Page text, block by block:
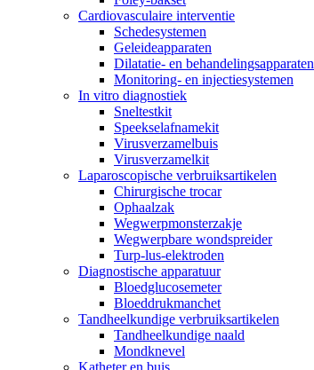
Cardiovasculaire interventie
Schedesystemen
Geleideapparaten
Dilatatie- en behandelingsapparaten
Monitoring- en injectiesystemen
In vitro diagnostiek
Sneltestkit
Speekselafnamekit
Virusverzamelbuis
Virusverzamelkit
Laparoscopische verbruiksartikelen
Chirurgische trocar
Ophaalzak
Wegwerpmonsterzakje
Wegwerpbare wondspreider
Turp-lus-elektroden
Diagnostische apparatuur
Bloedglucosemeter
Bloeddrukmanchet
Tandheelkundige verbruiksartikelen
Tandheelkundige naald
Mondknevel
Katheter en buis